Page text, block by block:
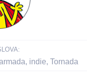
, indie, Tornada